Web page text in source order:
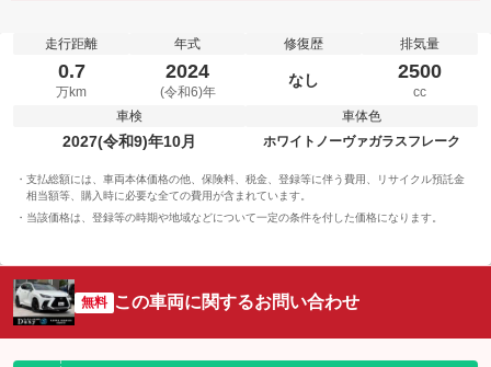
走行距離
0.7
万km
年式
2024
(令和6)年
修復歴
なし
排気量
2500
cc
車検
2027(令和9)年10月
車体色
ホワイトノーヴァガラスフレーク
支払総額には、車両本体価格の他、保険料、税金、登録等に伴う費用、リサイクル預託金
相当額等、購入時に必要な全ての費用が含まれています。
当該価格は、登録等の時期や地域などについて一定の条件を付した価格になります。
無料 この車両に関するお問い合わせ